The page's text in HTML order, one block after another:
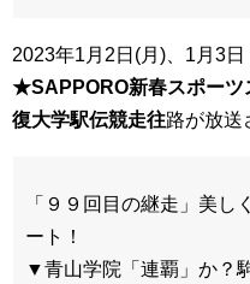
2023年1月2日(月)、1月3
★SAPPORO新春スポーツ
復大学駅伝競走往路が放送
「９９回目の継走」美し
ート！
▼青山学院「連覇」か？